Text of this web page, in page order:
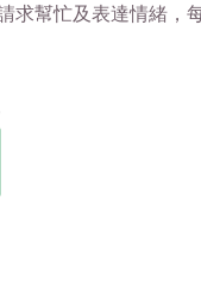
幫忙及表達情緒，